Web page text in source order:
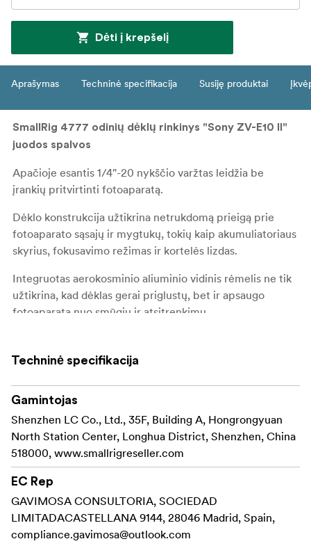
Dėti į krepšelį
Aprašymas Techninė specifikacija Susiję produktai
SmallRig 4777 odinių dėklų rinkinys "Sony ZV-E10 II"
juodos spalvos
Apačioje esantis 1/4"-20 nykščio varžtas leidžia be
įrankių pritvirtinti fotoaparatą.
Dėklo konstrukcija užtikrina netrukdomą prieigą prie
fotoaparato sąsajų ir mygtukų, tokių kaip akumuliatoriaus
skyrius, fokusavimo režimas ir kortelės lizdas.
Integruotas aerokosminio aliuminio vidinis rėmelis ne tik
užtikrina, kad dėklas gerai priglustų, bet ir apsaugo
fotoaparatą nuo smūgių ir atsitrenkimų.
1/4"-20 sriegio skylė, kad būtų galima tiesiogiai
Be to, į rinkinį įeina natūralios odos riešo dirželis, kad
fotoaparatą būtų patogu ir patikima transportuoti.
Atkreipkite dėmesį:
iš natūralios odos, galimi nedideli spalvų skirtumai.
Suderinamumas:
Techninė specifikacija
Gamintojas
Shenzhen LC Co., Ltd., 35F, Building A, Hongrongyuan
North Station Center, Longhua District, Shenzhen, China
518000, www.smallrigreseller.com
EC Rep
GAVIMOSA CONSULTORIA, SOCIEDAD
LIMITADACASTELLANA 9144, 28046 Madrid, Spain,
compliance.gavimosa@outlook.com